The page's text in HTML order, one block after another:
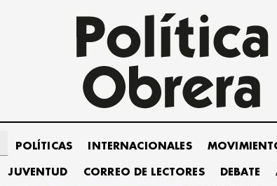
POLÍTICAS INTERNACIONALES
JUVENTUD CORREO DE LECTORES DEBATE